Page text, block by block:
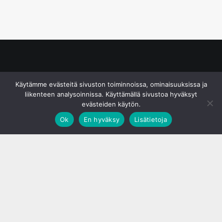
Käytämme evästeitä sivuston toiminnoissa, ominaisuuksissa ja
liikenteen analysoinnissa. Käyttämällä sivustoa hyväksyt
evästeiden käytön.
Ok
En hyväksy Lisätietoja